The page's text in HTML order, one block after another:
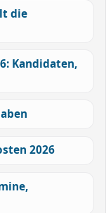
die
Kandidaten,
2026